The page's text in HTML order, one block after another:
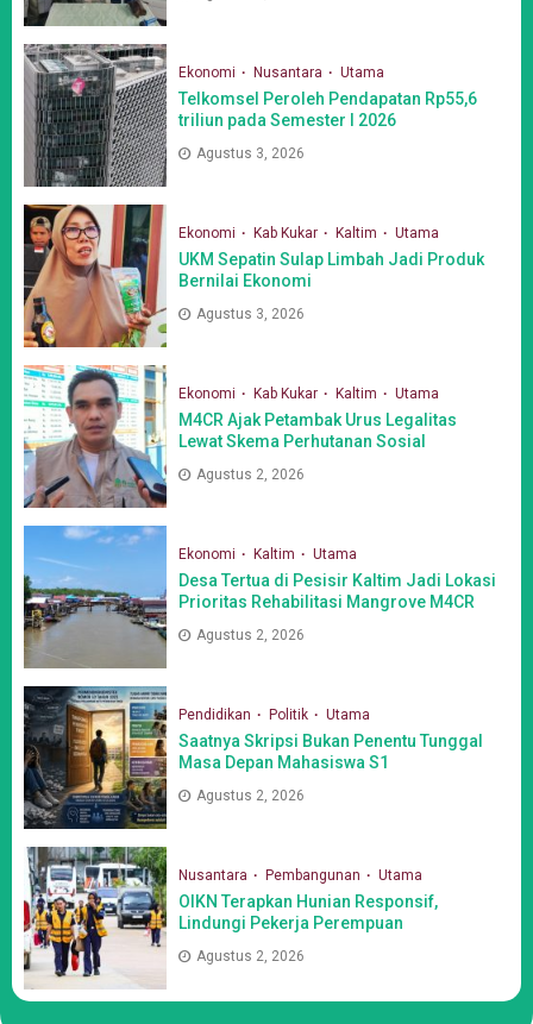
Ekonomi Nusantara Utama
Telkomsel Peroleh Pendapatan Rp55,6
triliun pada Semester I 2026
Agustus 3, 2026
Ekonomi Kab Kukar Kaltim Utama
UKM Sepatin Sulap Limbah Jadi Produk
Bernilai Ekonomi
Agustus 3, 2026
Ekonomi Kab Kukar Kaltim Utama
M4CR Ajak Petambak Urus Legalitas
Lewat Skema Perhutanan Sosial
Agustus 2, 2026
Ekonomi Kaltim Utama
Desa Tertua di Pesisir Kaltim Jadi Lokasi
Prioritas Rehabilitasi Mangrove M4CR
Agustus 2, 2026
Pendidikan Politik Utama
Saatnya Skripsi Bukan Penentu Tunggal
Masa Depan Mahasiswa S1
Agustus 2, 2026
Nusantara Pembangunan Utama
OIKN Terapkan Hunian Responsif,
Lindungi Pekerja Perempuan
Agustus 2, 2026